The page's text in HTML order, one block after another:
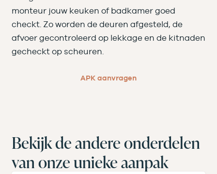
monteur jouw keuken of badkamer goed
checkt. Zo worden de deuren afgesteld, de
afvoer gecontroleerd op lekkage en de kitnaden
gecheckt op scheuren.
APK aanvragen
Bekijk de andere onderdelen
van onze unieke aanpak